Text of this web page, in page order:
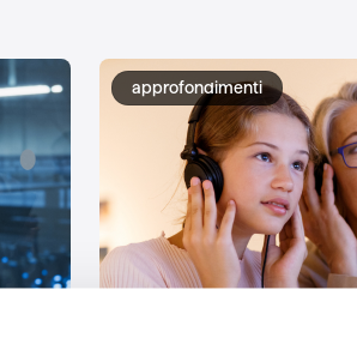
approfondimenti